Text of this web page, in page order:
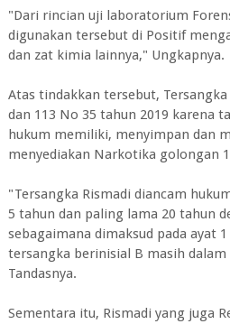
"Dari rincian uji laboratorium
digunakan tersebut di Positif
dan zat kimia lainnya," Ungkapnya.
Atas tindakkan tersebut,
dan 113 No 35 tahun 2019 karena
hukum memiliki, menyimpan dan
menyediakan Narkotika golongan
"Tersangka Rismadi diancam
5 tahun dan paling lama 20 tahun
sebagaimana dimaksud pada ayat
tersangka berinisial B masih
Tandasnya.
Sementara itu, Rismadi yang juga